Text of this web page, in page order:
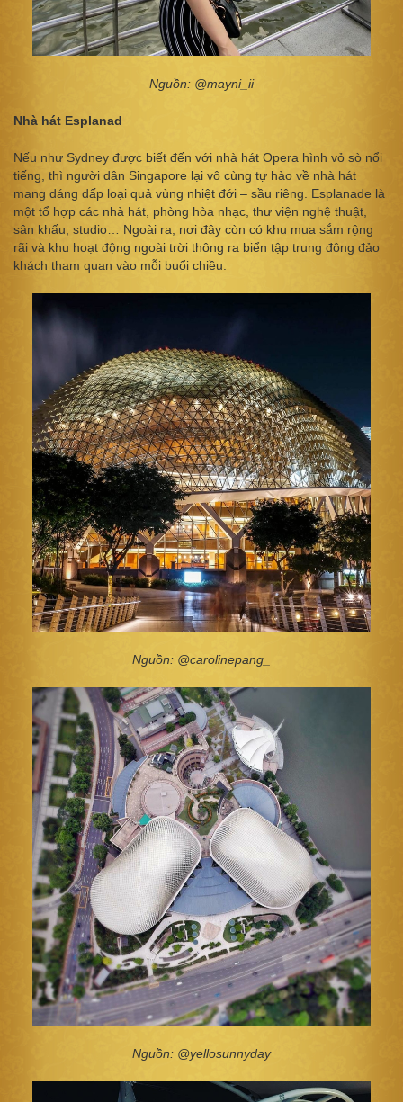
Nguồn: @mayni_ii
Nhà hát Esplanad
Nếu như Sydney được biết đến với nhà hát Opera hình vỏ sò nổi
tiếng, thì người dân Singapore lại vô cùng tự hào về nhà hát
mang dáng dấp loại quả vùng nhiệt đới – sầu riêng. Esplanade là
một tổ hợp các nhà hát, phòng hòa nhạc, thư viện nghệ thuật,
sân khấu, studio… Ngoài ra, nơi đây còn có khu mua sắm rộng
rãi và khu hoạt động ngoài trời thông ra biển tập trung đông đảo
khách tham quan vào mỗi buổi chiều.
Nguồn: @carolinepang_
Nguồn: @yellosunnyday